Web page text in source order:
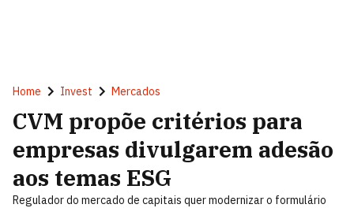
Home Invest Mercados
CVM propõe critérios para
empresas divulgarem adesão
aos temas ESG
Regulador do mercado de capitais quer modernizar o formulário